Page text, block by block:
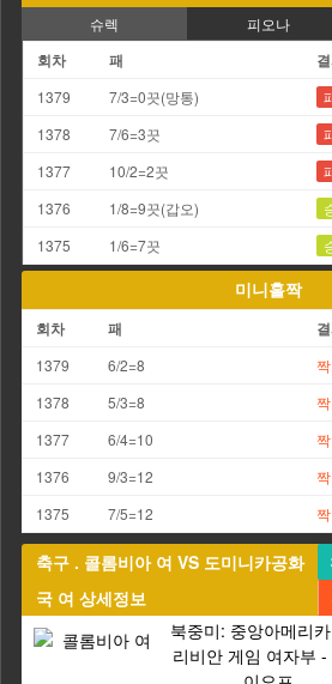
슈렉 피오나
회차 패
1379 7/3=0끗(망통)
1378
7/6=3끗
1377
10/2=2끗
1376
1/8=9끗(갑오)
1375
1/6=7끗
미니홀짝
회차 패
1379 6/2=8 짝
1378
5/3=8 짝
1377
6/4=10 짝
1376
9/3=12 짝
1375
7/5=12 짝
축구 . 콜롬비아 여 VS 도미니카공화
국 여 상세정보
북중미: 중앙아메리
리비안 게임 여자부 -